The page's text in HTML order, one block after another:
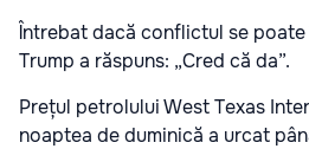
Întrebat dacă conflictul se
Trump a răspuns: „Cred că da”.
Prețul petrolului West Texas
noaptea de duminică a urcat